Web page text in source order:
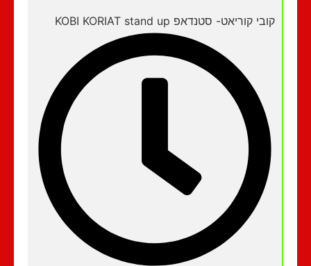
קובי קוריאט- סטנדאפ KOBI KORIAT stand up